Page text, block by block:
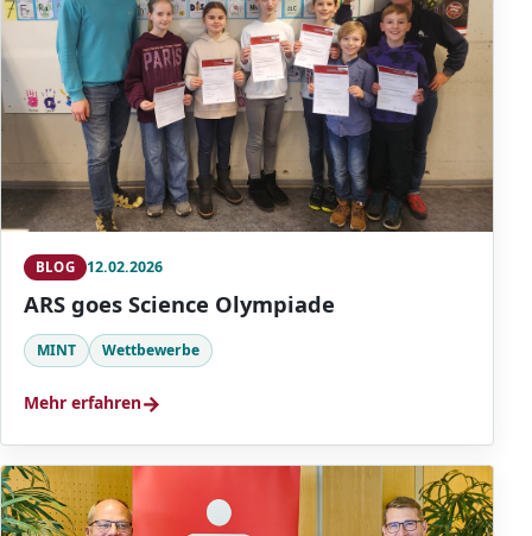
BLOG 12.02.2026
ARS goes Science Olympiade
MINT Wettbewerbe
Mehr erfahren→